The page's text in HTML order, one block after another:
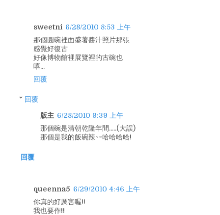
sweetni 6/28/2010 8:53 上午
那個圓碗裡面盛著醬汁照片那張
感覺好復古
好像博物館裡展覽裡的古碗也
嘻...
回覆
回覆
版主 6/28/2010 9:39 上午
那個碗是清朝乾隆年間.....(大誤)
那個是我的飯碗辣~~哈哈哈哈!
回覆
queenna5 6/29/2010 4:46 上午
你真的好厲害喔!!
我也要作!!